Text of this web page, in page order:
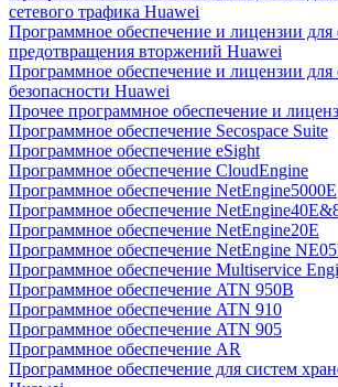
сетевого трафика Huawei
Программное обеспечение и лицензии для
предотвращения вторжений Huawei
Программное обеспечение и лицензии для
безопасности Huawei
Прочее программное обеспечение и
Программное обеспечение Secospace Suite
Программное обеспечение eSight
Программное обеспечение CloudEngine
Программное обеспечение NetEngine5000E
Программное обеспечение
Программное обеспечение NetEngine20E
Программное обеспечение NetEngine
Программное обеспечение Multiservice
Программное обеспечение ATN 950B
Программное обеспечение ATN 910
Программное обеспечение ATN 905
Программное обеспечение AR
Программное обеспечение для систем